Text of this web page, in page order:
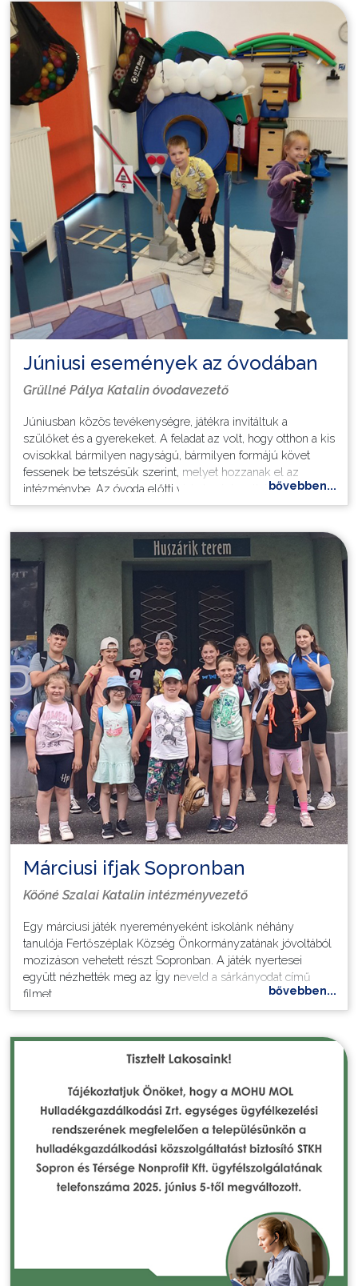
kirándulással jutalmazta osztályonként kettő tanuló számára
önkormányzatunk, hiszen az élmények, a közös pillanatok,
az emlékek azok, amelyek örökre megmaradnak és mikor
majd nagyok lesznek, mosolyogva gondolnak vissza ezekre
a megélt pillanatokra.
Júniusi események az óvodában
Grüllné Pálya Katalin óvodavezető
Júniusban közös tevékenységre, játékra invitáltuk a
szülőket és a gyerekeket. A feladat az volt, hogy otthon a kis
ovisokkal bármilyen nagyságú, bármilyen formájú követ
fessenek be tetszésük szerint, melyet hozzanak el az
intézménybe. Az óvoda előtti virágágyásba elkészítettünk
egy "kígyót". Nagyon örültünk, hogy sokan részt vettek a
Június 16-án "utazó KRESZ pálya" érkezett hozzánk.
Motorokkal lehetett végigmenni az előre elkészített
akadálypályán, közben a közlekedési táblák jelentésével
ismerkedhettek meg a gyerekek, működtették a közlekedési
lámpát és sorompót is lehetett használni. A közlekedéssel
kapcsolatos játékok is lekötötték a gyerekek figyelmét. A
programot szabad térre terveztük, de sajnos az eső miatt
csak a tornaszobában tudtunk lenni.
Június 19-én bábszínházzal zártuk a tanévet. A Habakuk
Bábszínház A brémai muzsikusok című mesét adták elő a
gyerekek nagy örömére.
Köszönjük a Szülői Szervezetnek a támogatást!
További képek a júniusi eseményekről.
bővebben...
Márciusi ifjak Sopronban
Köőné Szalai Katalin intézményvezető
Egy márciusi játék nyereményeként iskolánk néhány
tanulója Fertőszéplak Község Önkormányzatának jóvoltából
mozizáson vehetett részt Sopronban. A játék nyertesei
együtt nézhették meg az Így neveld a sárkányodat című
filmet.
fiataloknál is, amint azt a képeken is láthatjuk.
bővebben...